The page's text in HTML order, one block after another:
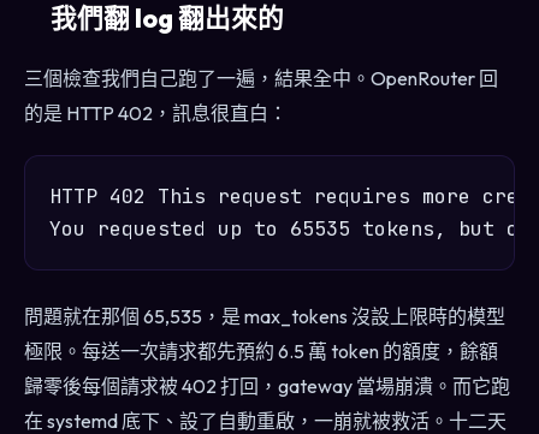
我們翻 log 翻出來的
三個檢查我們自己跑了一遍，結果全中。OpenRouter 回
的是 HTTP 402，訊息很直白：
HTTP 402 This request requires more
問題就在那個 65,535，是 max_tokens 沒設上限時的模型
極限。每送一次請求都先預約 6.5 萬 token 的額度，餘額
歸零後每個請求被 402 打回，gateway 當場崩潰。而它跑
在 systemd 底下、設了自動重啟，一崩就被救活。十二天